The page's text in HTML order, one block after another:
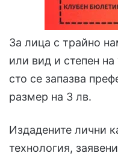
За лица с трайно
или вид и степен
сто се запазва
размер на 3 лв.
Издадените лични
технология,